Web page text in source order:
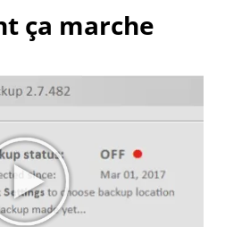
ça marche